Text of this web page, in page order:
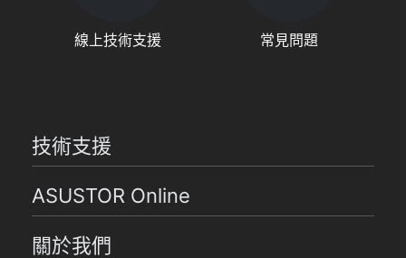
線上技術支援 常見問題
技術支援
ASUSTOR Online
關於我們